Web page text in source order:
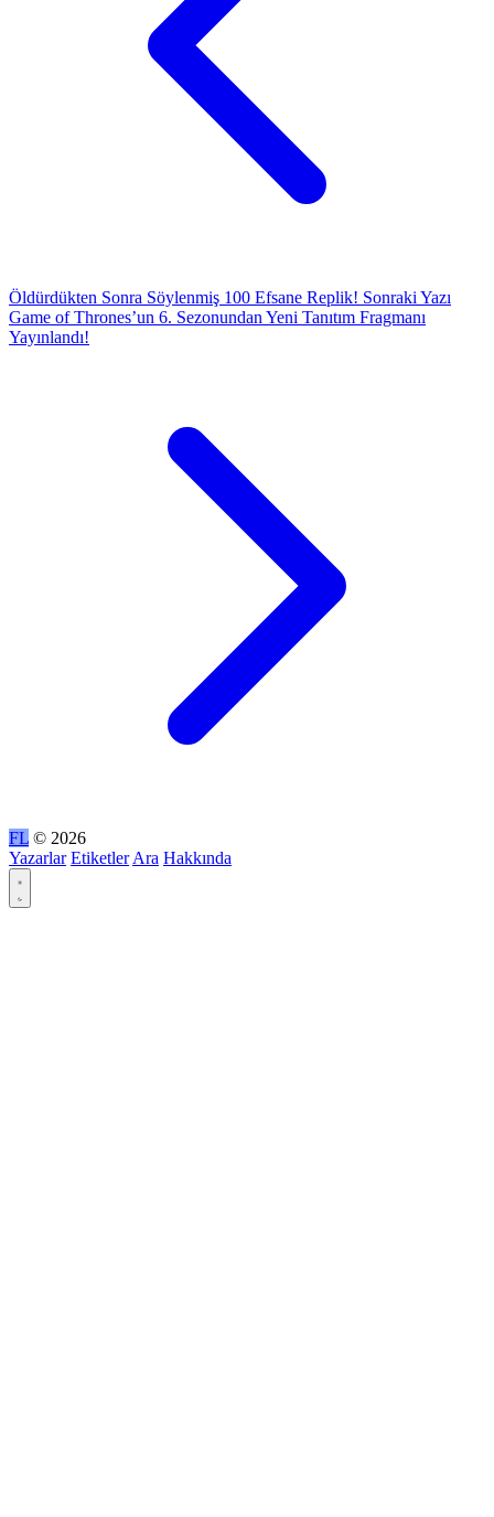
Öldürdükten Sonra Söylenmiş 100 Efsane Replik! Sonraki Yazı
Game of Thrones’un 6. Sezonundan Yeni Tanıtım Fragmanı
Yayınlandı!
FL © 2026
Yazarlar Etiketler Ara Hakkında